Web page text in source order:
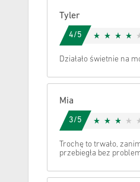
Anuluj
Tyler
4/5
Działało świetnie na
Mia
3/5
Trochę to trwało,
przebiegła bez